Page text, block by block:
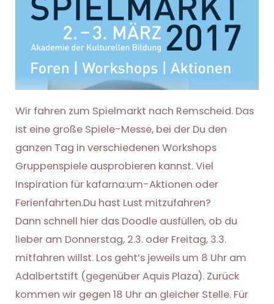
Wir fahren zum Spielmarkt nach Remscheid. Das
ist eine große Spiele-Messe, bei der Du den
ganzen Tag in verschiedenen Workshops
Gruppenspiele ausprobieren kannst. Viel
Inspiration für kafarna:um-Aktionen oder
Ferienfahrten.Du hast Lust mitzufahren?
Dann schnell hier das Doodle ausfüllen, ob du
lieber am Donnerstag, 2.3. oder Freitag, 3.3.
mitfahren willst. Los geht’s jeweils um 8 Uhr am
Adalbertstift (gegenüber Aquis Plaza). Zurück
kommen wir gegen 18 Uhr an gleicher Stelle. Für